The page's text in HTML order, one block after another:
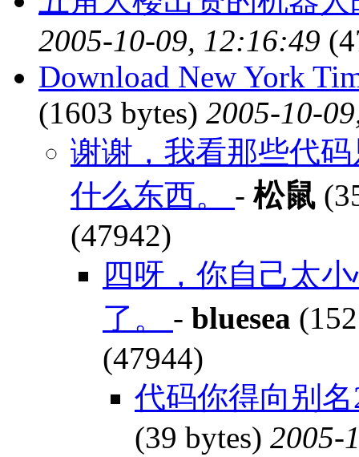
2005-10-09, 12:16:49
Download New York
(1603 bytes) 2005-10-
谢谢，我看那些代
什么东西。 - 松鼠
(47942)
四呀，你自己太
了。 - bluesea
(47944)
代码你得向别
(39 bytes) 2005-